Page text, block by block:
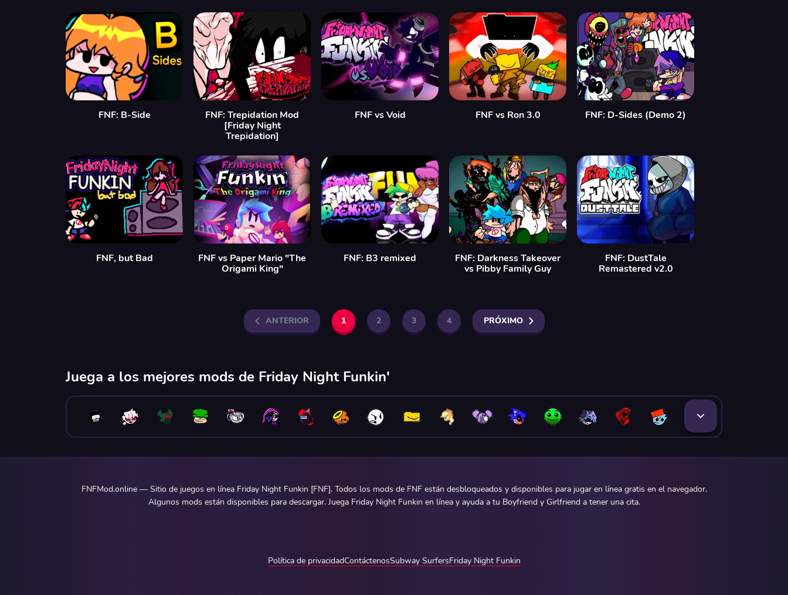
FNF: B-Side
FNF: Trepidation Mod
[Friday Night
Trepidation]
FNF vs Void FNF vs Ron 3.0 FNF: D-Sides (Demo 2)
FNF, but Bad
FNF vs Paper Mario "The
Origami King"
FNF: B3 remixed
FNF: Darkness Takeover
vs Pibby Family Guy
FNF: DustTale
Remastered v2.0
ANTERIOR 1 2 3 4 PRÓXIMO
Juega a los mejores mods de Friday Night Funkin'
FNFMod.online — Sitio de juegos en línea Friday Night Funkin [FNF]. Todos los mods de FNF están desbloqueados y disponibles para jugar en línea gratis en el navegador.
Algunos mods están disponibles para descargar. Juega Friday Night Funkin en línea y ayuda a tu Boyfriend y Girlfriend a tener una cita.
Política de privacidadContáctenosSubway SurfersFriday Night Funkin